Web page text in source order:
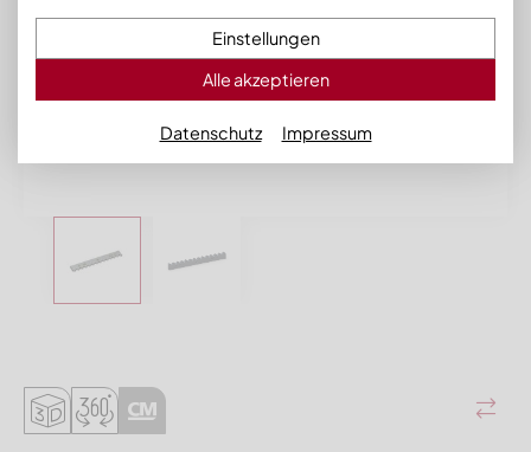
Einstellungen
Alle akzeptieren
Datenschutz Impressum